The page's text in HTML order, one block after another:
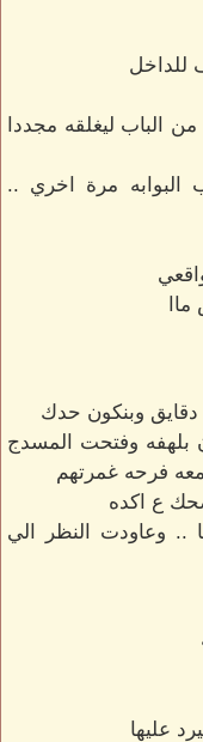
للداخل
الباب ليغلقه مجددا
البوابه مرة اخري ..
بلهفه وفتحت المسدج
فرحه غمرتهم
ع اكده
.. وعاودت النظر الي
عليها